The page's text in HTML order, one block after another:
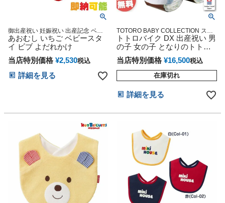
御出産祝い 妊娠祝い 出産記念 ベビ
ーグッズ 赤ちゃん 誕生日 乳児 幼児
新生児 知育 遊具
あおむし いちご ベビースタ
イ ビブ よだれかけ
当店特別価格 ¥2,530税込
詳細を見る
TOTORO BABY COLLECTION スタ
ジオジブリ アニメ キャラクター 出
産記念 御出産祝い 誕生日祝い
トトロバイク DX 出産祝い 男
の子 女の子 となりのトトロ
おむつケーキ 思い出 赤ちゃ
ん 子供 出産 マタニティ マタ
ニティフォト パパ ママ ベイ
ビー お父さん お母さん クリ
スマス ハロウィン バレンタ
イン 七五三 初節句 子供の日
句 ひな祭り
当店特別価格 ¥16,500税込
在庫切れ
詳細を見る